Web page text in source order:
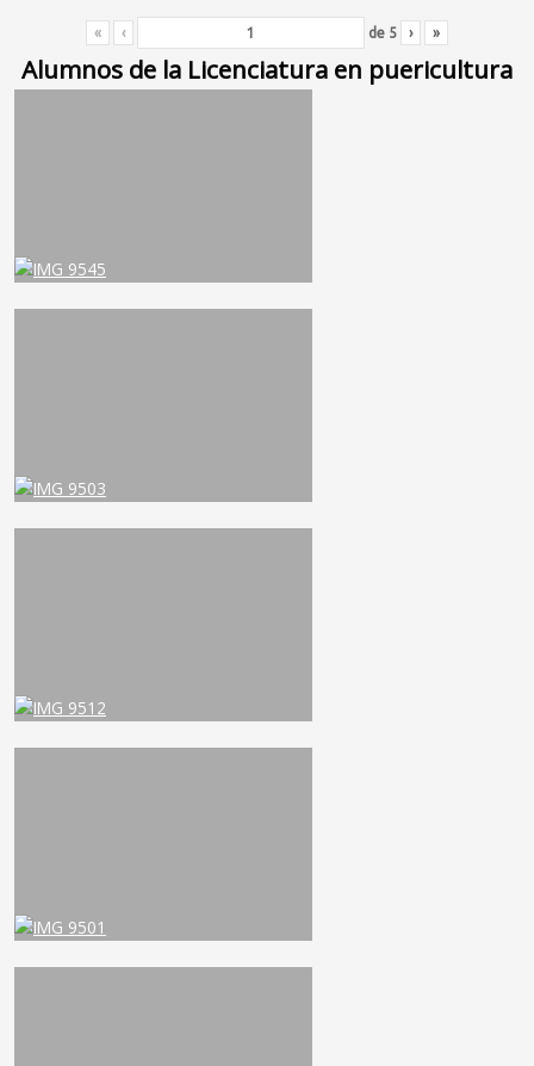
« ‹ de 5 › »
Alumnos de la Licenciatura en puericultura